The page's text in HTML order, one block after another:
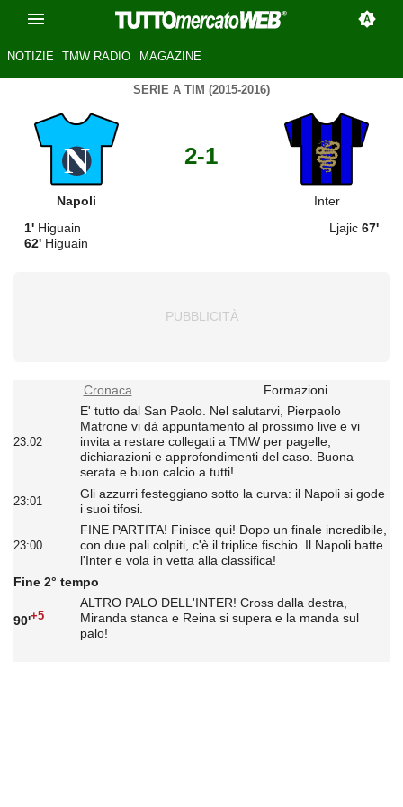
NOTIZIE TMW RADIO MAGAZINE
SERIE A TIM (2015-2016)
Napoli
2-1
Inter
1' Higuain
62' Higuain
Ljajic 67'
Cronaca Formazioni
23:02
E' tutto dal San Paolo. Nel salutarvi, Pierpaolo
Matrone vi dà appuntamento al prossimo live e vi
invita a restare collegati a TMW per pagelle,
dichiarazioni e approfondimenti del caso. Buona
serata e buon calcio a tutti!
23:01
Gli azzurri festeggiano sotto la curva: il Napoli si gode
i suoi tifosi.
23:00
FINE PARTITA! Finisce qui! Dopo un finale incredibile,
con due pali colpiti, c'è il triplice fischio. Il Napoli batte
l'Inter e vola in vetta alla classifica!
Fine 2° tempo
90'+5
ALTRO PALO DELL'INTER! Cross dalla destra,
Miranda stanca e Reina si supera e la manda sul
palo!